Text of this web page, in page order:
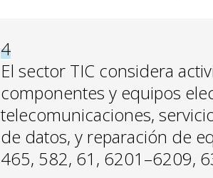
4
El sector TIC considera
componentes y equipos
telecomunicaciones,
de datos, y reparación de
465, 582, 61, 6201–6209,